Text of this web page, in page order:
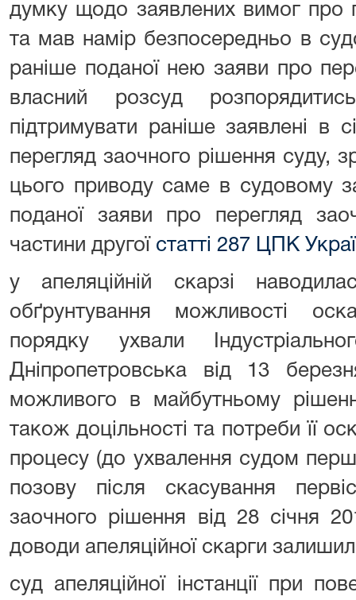
думку щодо заявлених вимог про
та мав намір безпосередньо в
раніше поданої нею заяви про
власний розсуд
підтримувати раніше заявлені в
перегляд заочного рішення суду,
цього приводу саме в судовому
поданої заяви про перегляд
частини другої статті 287 ЦПК
у апеляційній скарзі
обґрунтування можливості
порядку ухвали
Дніпропетровська від 13
можливого в майбутньому
також доцільності та потреби її
процесу (до ухвалення судом
позову після скасування
заочного рішення від 28 січня
доводи апеляційної скарги
суд апеляційної інстанції при